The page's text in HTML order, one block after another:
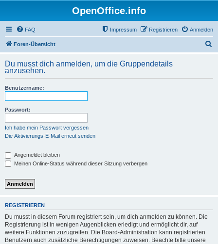
OpenOffice.info
FAQ Anmelden
Registrieren
Impressum
Foren-Übersicht
h
Du musst dich anmelden, um die Gruppendetails
anzusehen.
Benutzername:
Passwort:
Ich habe mein Passwort vergessen
Die Aktivierungs-E-Mail erneut senden
Angemeldet bleiben
Meinen Online-Status während dieser Sitzung verbergen
REGISTRIEREN
Du musst in diesem Forum registriert sein, um dich anmelden zu können. Die
Registrierung ist in wenigen Augenblicken erledigt und ermöglicht dir, auf
weitere Funktionen zuzugreifen. Die Board-Administration kann registrierten
Benutzern auch zusätzliche Berechtigungen zuweisen. Beachte bitte unsere